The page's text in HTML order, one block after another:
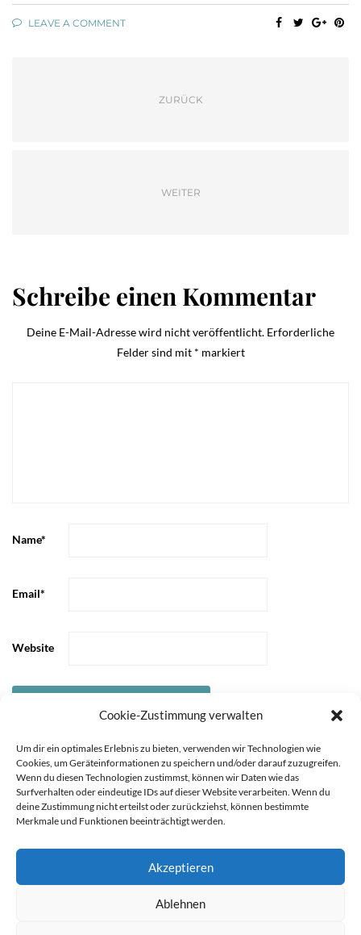
Cookie-Zustimmung verwalten
Um dir ein optimales Erlebnis zu bieten, verwenden wir Technologien wie
Cookies, um Geräteinformationen zu speichern und/oder darauf zuzugreifen.
Wenn du diesen Technologien zustimmst, können wir Daten wie das
Surfverhalten oder eindeutige IDs auf dieser Website verarbeiten. Wenn du
deine Zustimmung nicht erteilst oder zurückziehst, können bestimmte
Merkmale und Funktionen beeinträchtigt werden.
Akzeptieren
Ablehnen
LEAVE A COMMENT
ZURÜCK
WEITER
Schreibe einen Kommentar
Deine E-Mail-Adresse wird nicht veröffentlicht. Erforderliche
Felder sind mit * markiert
Name*
Email*
Website
STARTSEITE
ÜBER
KOOPERATIONEN
Sie können die Erfassung Ihrer Daten durch Google Analytics
verhindern, indem Sie auf folgenden Link klicken. Es wird ein